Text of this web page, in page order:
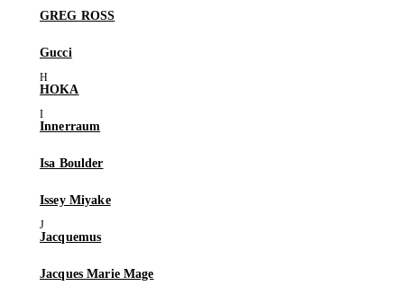
GREG ROSS
Gucci
HOKA
Innerraum
Isa Boulder
Issey Miyake
Jacquemus
Jacques Marie Mage